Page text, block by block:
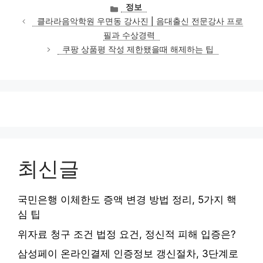
카
테
고
리
정보
클라라음악학원 우면동 강사진 | 음대출신 전문강사 프로
필과 수상경력
쿠팡 상품평 작성 제한됐을때 해제하는 팁
최신글
국민은행 이체한도 증액 변경 방법 정리, 5가지 핵
심 팁
위자료 청구 조건 법정 요건, 정신적 피해 입증은?
삼성페이 온라인결제 인증정보 갱신절차, 3단계로